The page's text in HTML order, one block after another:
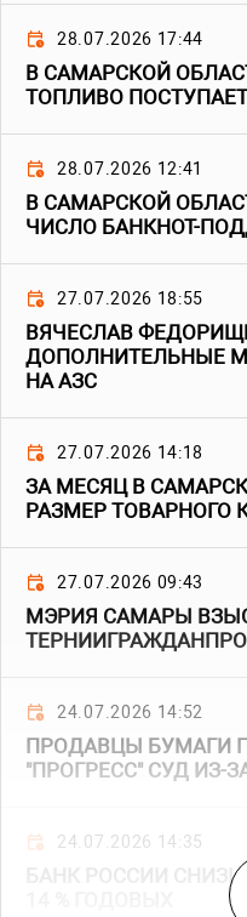
28.07.2026 17:44
В САМАРСКОЙ
ТОПЛИВО
28.07.2026 12:41
В САМАРСКОЙ
ЧИСЛО БАНКНОТ-
27.07.2026 18:55
ВЯЧЕСЛАВ
ДОПОЛНИТЕЛЬНЫЕ
НА АЗС
27.07.2026 14:18
ЗА МЕСЯЦ В
РАЗМЕР ТОВАРНОГО
27.07.2026 09:43
МЭРИЯ САМАРЫ
24.07.2026 14:52
ПРОДАВЦЫ БУМАГИ
"ПРОГРЕСС" СУД ИЗ-
24.07.2026 14:35
БАНК РОССИИ